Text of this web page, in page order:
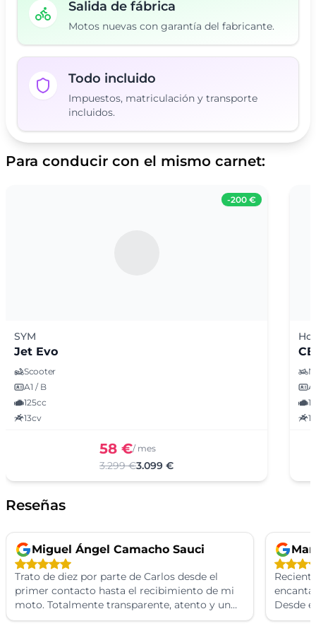
Salida de fábrica
Motos nuevas con garantía del fabricante.
Todo incluido
Impuestos, matriculación y transporte
incluidos.
Para conducir con el mismo carnet:
-200 €
SYM
Jet Evo
Scooter
A1 / B
125cc
13cv
58 €/ mes
3.299 €3.099 €
Reseñas
Miguel Ángel Camacho Sauci
Trato de diez por parte de Carlos desde el
primer contacto hasta el recibimiento de mi
moto. Totalmente transparente, atento y un
trabajado de diez. Volvería a comprar
Desde
Carlos